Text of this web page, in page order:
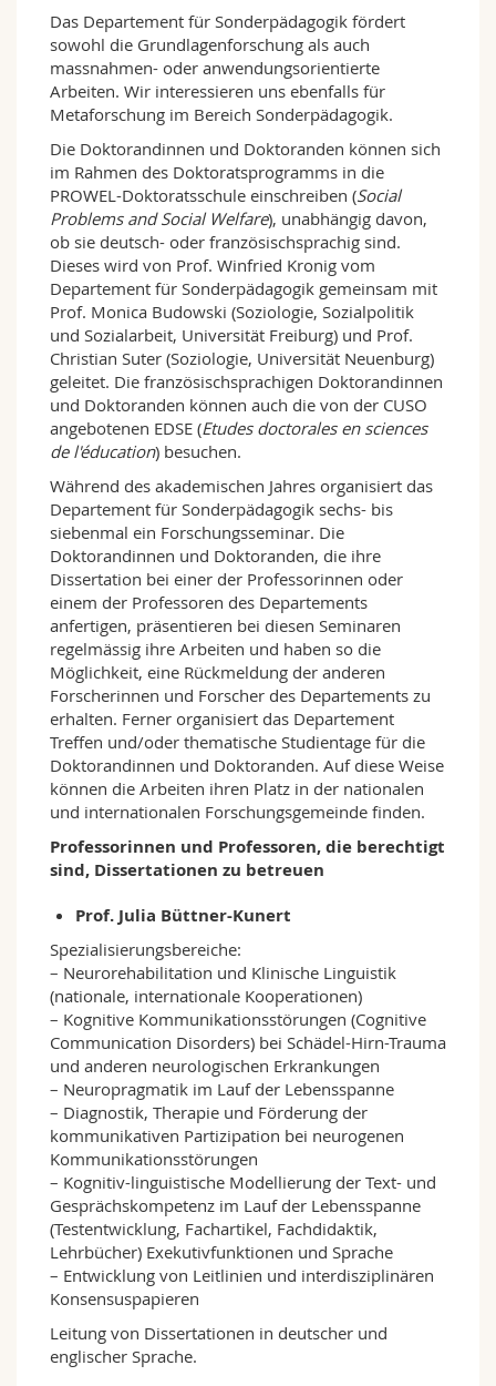
Das Departement für Sonderpädagogik fördert
sowohl die Grundlagenforschung als auch
massnahmen- oder anwendungsorientierte
Arbeiten. Wir interessieren uns ebenfalls für
Metaforschung im Bereich Sonderpädagogik.
Die Doktorandinnen und Doktoranden können sich
im Rahmen des Doktoratsprogramms in die
PROWEL-Doktoratsschule einschreiben (Social
Problems and Social Welfare), unabhängig davon,
ob sie deutsch- oder französischsprachig sind.
Dieses wird von Prof. Winfried Kronig vom
Departement für Sonderpädagogik gemeinsam mit
Prof. Monica Budowski (Soziologie, Sozialpolitik
und Sozialarbeit, Universität Freiburg) und Prof.
Christian Suter (Soziologie, Universität Neuenburg)
geleitet. Die französischsprachigen Doktorandinnen
und Doktoranden können auch die von der CUSO
angebotenen EDSE (Etudes doctorales en sciences
de l'éducation) besuchen.
Während des akademischen Jahres organisiert das
Departement für Sonderpädagogik sechs- bis
siebenmal ein Forschungsseminar. Die
Doktorandinnen und Doktoranden, die ihre
Dissertation bei einer der Professorinnen oder
einem der Professoren des Departements
anfertigen, präsentieren bei diesen Seminaren
regelmässig ihre Arbeiten und haben so die
Möglichkeit, eine Rückmeldung der anderen
Forscherinnen und Forscher des Departements zu
erhalten. Ferner organisiert das Departement
Treffen und/oder thematische Studientage für die
Doktorandinnen und Doktoranden. Auf diese Weise
können die Arbeiten ihren Platz in der nationalen
und internationalen Forschungsgemeinde finden.
Professorinnen und Professoren, die berechtigt
sind, Dissertationen zu betreuen
Prof. Julia Büttner-Kunert
Spezialisierungsbereiche:
– Neurorehabilitation und Klinische Linguistik
(nationale, internationale Kooperationen)
– Kognitive Kommunikationsstörungen (Cognitive
Communication Disorders) bei Schädel-Hirn-Trauma
und anderen neurologischen Erkrankungen
– Neuropragmatik im Lauf der Lebensspanne
– Diagnostik, Therapie und Förderung der
kommunikativen Partizipation bei neurogenen
Kommunikationsstörungen
– Kognitiv-linguistische Modellierung der Text- und
Gesprächskompetenz im Lauf der Lebensspanne
(Testentwicklung, Fachartikel, Fachdidaktik,
Lehrbücher) Exekutivfunktionen und Sprache
– Entwicklung von Leitlinien und interdisziplinären
Konsensuspapieren
Leitung von Dissertationen in deutscher und
englischer Sprache.